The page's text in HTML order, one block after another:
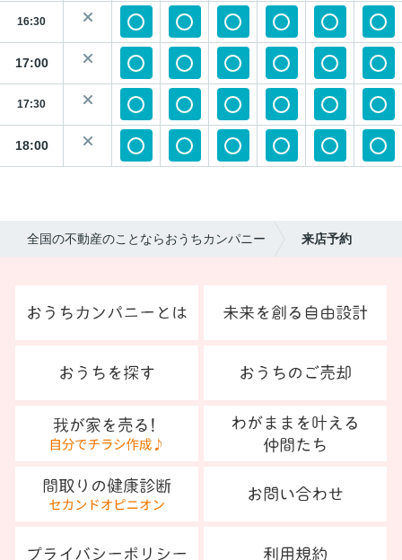
16:30
17:00
17:30
18:00
全国の不動産のことならおうちカンパニー 来店予約